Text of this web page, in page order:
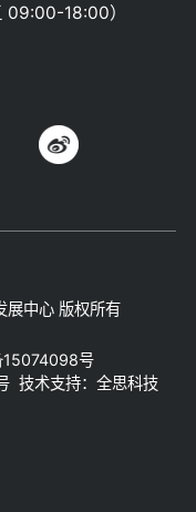
18:00）
展中心 版权所有
15074098号
技术支持：全思科技